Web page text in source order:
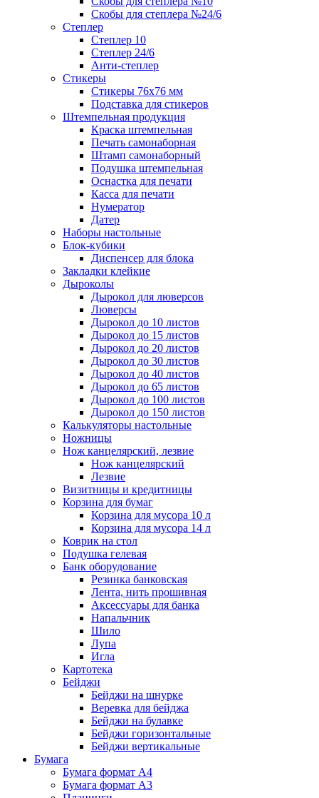
Скобы для степлера №24/6
Степлер
Степлер 10
Степлер 24/6
Анти-степлер
Стикеры
Стикеры 76x76 мм
Подставка для стикеров
Штемпельная продукция
Краска штемпельная
Печать самонаборная
Штамп самонаборный
Подушка штемпельная
Оснастка для печати
Касса для печати
Нумератор
Датер
Наборы настольные
Блок-кубики
Диспенсер для блока
Закладки клейкие
Дыроколы
Дырокол для люверсов
Люверсы
Дырокол до 10 листов
Дырокол до 15 листов
Дырокол до 20 листов
Дырокол до 30 листов
Дырокол до 40 листов
Дырокол до 65 листов
Дырокол до 100 листов
Дырокол до 150 листов
Калькуляторы настольные
Ножницы
Нож канцелярский, лезвие
Нож канцелярский
Лезвие
Визитницы и кредитницы
Корзина для бумаг
Корзина для мусора 10 л
Корзина для мусора 14 л
Коврик на стол
Подушка гелевая
Банк оборудование
Резинка банковская
Лента, нить прошивная
Аксессуары для банка
Напальчник
Шило
Лупа
Игла
Картотека
Бейджи
Бейджи на шнурке
Веревка для бейджа
Бейджи на булавке
Бейджи горизонтальные
Бейджи вертикальные
Бумага
Бумага формат А4
Бумага формат А3